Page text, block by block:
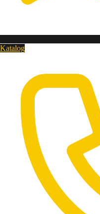
Katalog